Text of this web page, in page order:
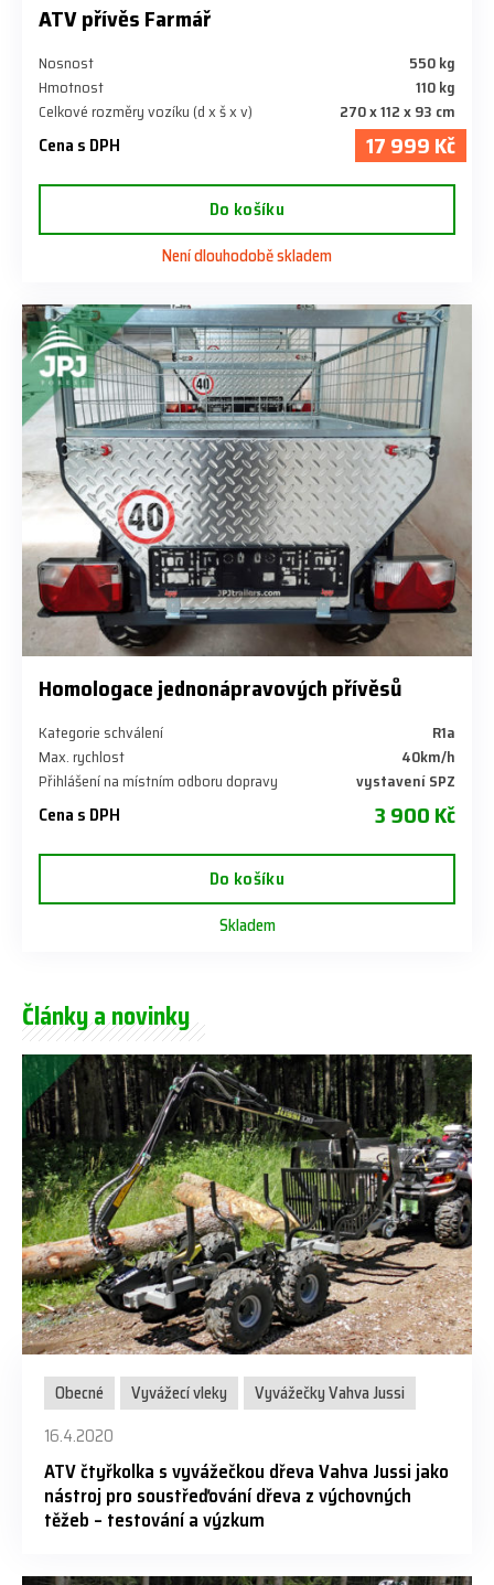
ATV přívěs Farmář
Nosnost
550 kg
Hmotnost
110 kg
Celkové rozměry vozíku (d x š x v)
270 x 112 x 93 cm
Cena s DPH 17 999 Kč
Do košíku
Není dlouhodobě skladem
Homologace jednonápravových přívěsů
Kategorie schválení
R1a
Max. rychlost
40km/h
Přihlášení na místním odboru dopravy
vystavení SPZ
Cena s DPH 3 900 Kč
Do košíku
Skladem
Články a novinky
Obecné Vyvážecí vleky
Vyvážečky Vahva Jussi
16.4.2020
ATV čtyřkolka s vyvážečkou dřeva Vahva Jussi jako
nástroj pro soustřeďování dřeva z výchovných
těžeb – testování a výzkum